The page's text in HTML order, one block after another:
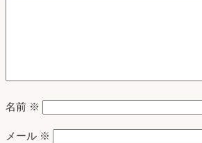
名前 ※
メール ※